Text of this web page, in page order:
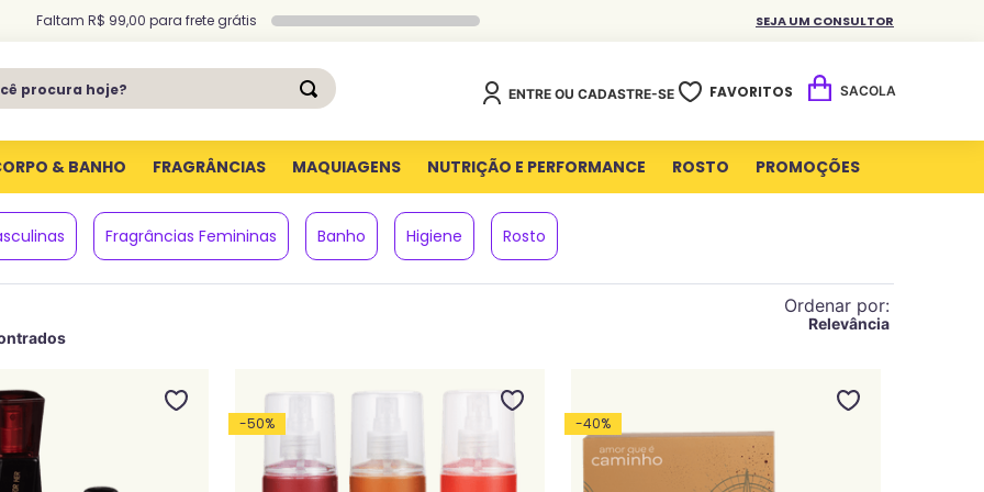
Faltam R$ 99,00 para frete grátis SEJA UM CONSULTOR
procura hoje?
ENTRE OU CADASTRE-SE FAVORITOS
& BANHO FRAGRÂNCIAS MAQUIAGENS NUTRIÇÃO E PERFORMANCE ROSTO PROMOÇÕES
Fragrâncias Femininas Banho Higiene Rosto
Ordenar por
Relevância
-50% -40%